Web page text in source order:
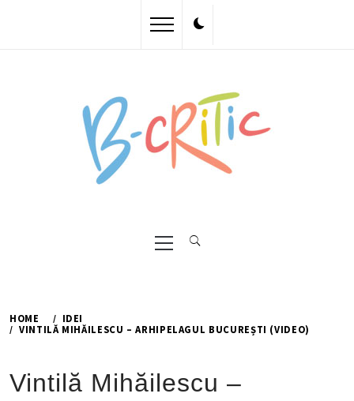
Primary
Menu
HOME
IDEI
VINTILĂ MIHĂILESCU – ARHIPELAGUL BUCUREȘTI (VIDEO)
Vintilă Mihăilescu –